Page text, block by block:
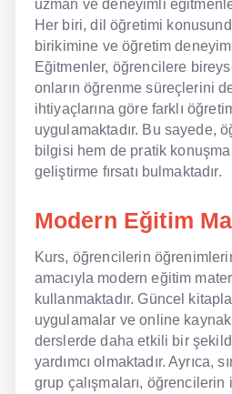
uzman ve deneyimli
Her biri, dil öğretimi
birikimine ve öğretim
Eğitmenler, öğrencilere
onların öğrenme süreçlerini
ihtiyaçlarına göre farklı
uygulamaktadır. Bu sayede,
bilgisi hem de pratik
geliştirme fırsatı bulmaktadır.
Modern Eğitim
Kurs, öğrencilerin
amacıyla modern eğitim
kullanmaktadır. Güncel
uygulamalar ve online
derslerde daha etkili bir
yardımcı olmaktadır. Ayrıca,
grup çalışmaları,